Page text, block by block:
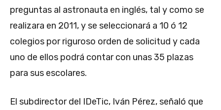
preguntas al astronauta en inglés, tal y como se
realizara en 2011, y se seleccionará a 10 ó 12
colegios por riguroso orden de solicitud y cada
uno de ellos podrá contar con unas 35 plazas
para sus escolares.
El subdirector del IDeTic, Iván Pérez, señaló que